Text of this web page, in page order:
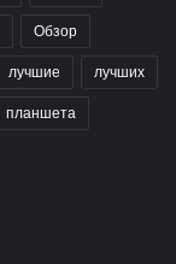
Обзор
лучшие лучших
планшета